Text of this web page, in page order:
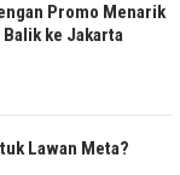
Promo Menarik
ke Jakarta
Lawan Meta?